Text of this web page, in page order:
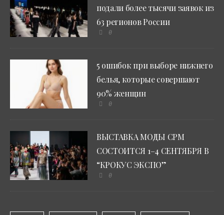
подали более тысячи заявок из
63 регионов России
0
5 ошибок при выборе нижнего
белья, которые совершают
90% женщин
0
ВЫСТАВКА МОДЫ CPM
СОСТОИТСЯ 1–4 СЕНТЯБРЯ В
“КРОКУС ЭКСПО”
0